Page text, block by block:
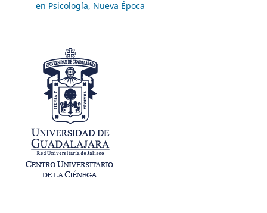
en Psicología, Nueva Época